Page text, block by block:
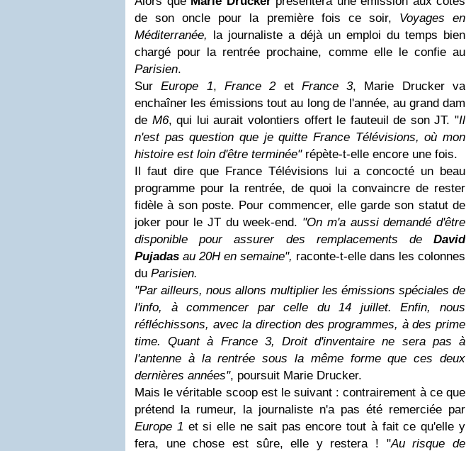
de son oncle pour la première fois ce soir, Voyages en
Méditerranée, la journaliste a déjà un emploi du temps bien
chargé pour la rentrée prochaine, comme elle le confie au
Parisien.
Sur Europe 1, France 2et France 3, Marie Drucker va
enchaîner les émissions tout au long de l'année, au grand dam
de M6, qui lui aurait volontiers offert le fauteuil de son JT. "Il
n'est pas question que je quitte France Télévisions, où mon
histoire est loin d'être terminée"répète-t-elle encore une fois.
Il faut dire que France Télévisions lui a concocté un beau
programme pour la rentrée, de quoi la convaincre de rester
fidèle à son poste. Pour commencer, elle garde son statut de
joker pour le JT du week-end. "On m'a aussi demandé d'être
disponible pour assurer des remplacements de David
Pujadas au 20H en semaine", raconte-t-elle dans les colonnes
du Parisien.
"Par ailleurs, nous allons multiplier les émissions spéciales de
l'info, à commencer par celle du 14 juillet. Enfin, nous
réfléchissons, avec la direction des programmes, à des prime
time. Quant à France 3, Droit d'inventaire ne sera pas à
l'antenne à la rentrée sous la même forme que ces deux
dernières années", poursuit Marie Drucker.
Mais le véritable scoop est le suivant : contrairement à ce que
prétend la rumeur, la journaliste n'a pas été remerciée par
Europe 1 et si elle ne sait pas encore tout à fait ce qu'elle y
fera, une chose est sûre, elle y restera ! "Au risque de